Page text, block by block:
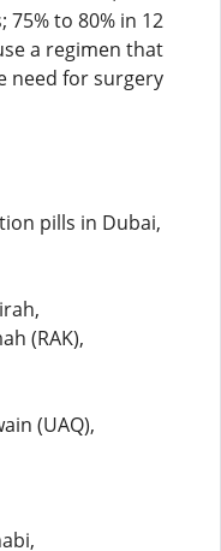
to 80% in 12
a regimen that
need for surgery
pills in Dubai,
(RAK),
(UAQ),